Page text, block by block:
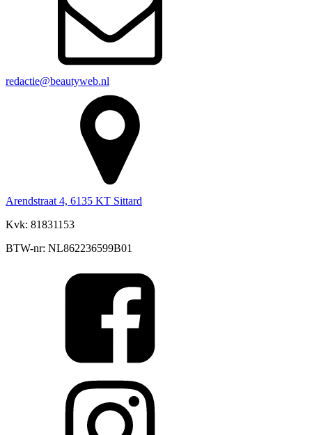
redactie@beautyweb.nl
Arendstraat 4, 6135 KT Sittard
Kvk: 81831153
BTW-nr: NL862236599B01